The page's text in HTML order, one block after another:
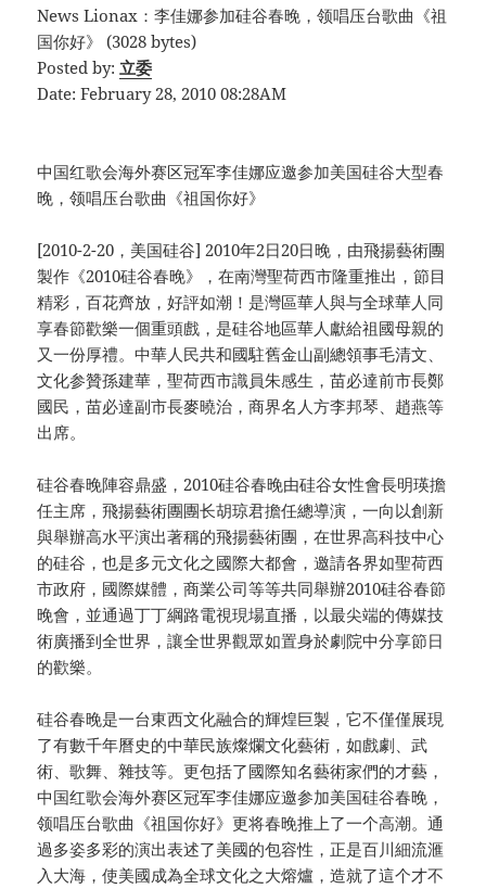
News Lionax：李佳娜参加硅谷春晚，领唱压台歌曲《祖
国你好》 (3028 bytes)
Posted by: 立委
Date: February 28, 2010 08:28AM
中国红歌会海外赛区冠军李佳娜应邀参加美国硅谷大型春
晚，领唱压台歌曲《祖国你好》
[2010-2-20，美国硅谷] 2010年2日20日晚，由飛揚藝術團
製作《2010硅谷春晚》，在南灣聖荷西市隆重推出，節目
精彩，百花齊放，好評如潮！是灣區華人與与全球華人同
享春節歡樂一個重頭戲，是硅谷地區華人獻給祖國母親的
又一份厚禮。中華人民共和國駐舊金山副總領事毛清文、
文化参贊孫建華，聖荷西市識員朱感生，苗必達前市長鄭
國民，苗必達副市長麥曉治，商界名人方李邦琴、趙燕等
出席。
硅谷春晚陣容鼎盛，2010硅谷春晚由硅谷女性會長明瑛擔
任主席，飛揚藝術團團长胡琼君擔任總導演，一向以創新
與舉辦高水平演出著稱的飛揚藝術團，在世界高科技中心
的硅谷，也是多元文化之國際大都會，邀請各界如聖荷西
市政府，國際媒體，商業公司等等共同舉辦2010硅谷春節
晚會，並通過丁丁綱路電視現場直播，以最尖端的傳媒技
術廣播到全世界，讓全世界觀眾如置身於劇院中分享節日
的歡樂。
硅谷春晚是一台東西文化融合的輝煌巨製，它不僅僅展現
了有數千年曆史的中華民族燦爛文化藝術，如戲劇、武
術、歌舞、雜技等。更包括了國際知名藝術家們的才藝，
中国红歌会海外赛区冠军李佳娜应邀参加美国硅谷春晚，
领唱压台歌曲《祖国你好》更将春晚推上了一个高潮。通
過多姿多彩的演出表述了美國的包容性，正是百川細流滙
入大海，使美國成為全球文化之大熔爐，造就了這个才不